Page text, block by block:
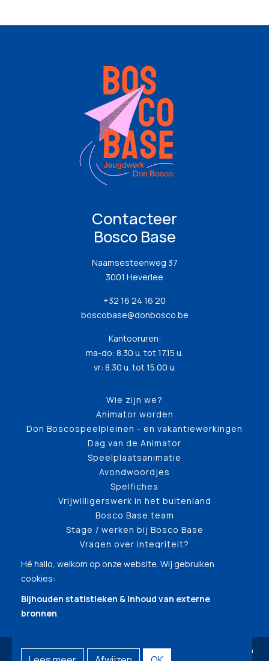
Contacteer
Bosco Base
Naamsesteenweg 37
3001 Heverlee
+32 16 24 16 20
boscobase@donbosco.be
Kantooruren:
ma-do: 8.30 u. tot 17.15 u.
vr: 8.30 u. tot 15.00 u.
Wie zijn we?
Animator worden
Don Boscospeelpleinen - en vakantiewerkingen
Dag van de Animator
Speelplaatsanimatie
Avondwoordjes
Spelfiches
Vrijwilligerswerk in het buitenland
Bosco Base team
Stage / werken bij Bosco Base
Vragen over integriteit?
© Copyright 2026 | Bosco Base (Testomgeving) • Alle rechten
Hé hallo, welkom op onze website. Wij gebruiken
cookies:
Bijhouden statistieken & Inhoud van externe
bronnen.